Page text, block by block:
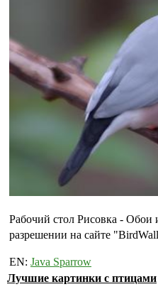
Рабочий стол Рисовка -
разрешении на сайте
EN: Java Sparrow
Лучшие картинки с птицами